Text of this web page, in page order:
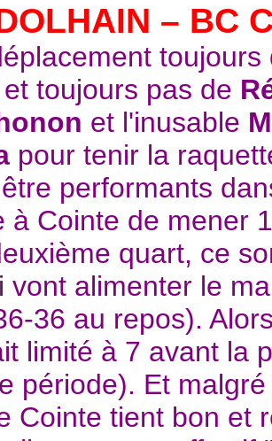
– BC
toujours pas de
et l'inusable
pour tenir la
performants
à Cointe de mener
quart, ce
vont alimenter le
36 au repos).
limité à 7 avant la
période). Et
Cointe tient bon et